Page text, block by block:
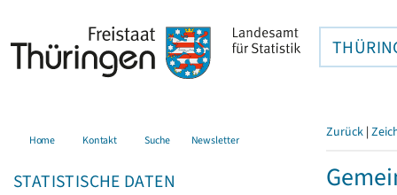
Home Kontakt Suche Newsletter
STATISTISCHE DATEN
Zurück |